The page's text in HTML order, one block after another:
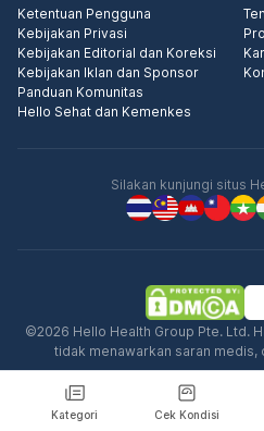
Kategori Cek Kondisi
Ketentuan Pengguna
Kebijakan Privasi
Kebijakan Editorial dan Koreksi
Kebijakan Iklan dan Sponsor
Panduan Komunitas
Hello Sehat dan Kemenkes
Silakan kunjungi situs
©2026 Hello Health Group Pte. Ltd.
tidak menawarkan saran medis,